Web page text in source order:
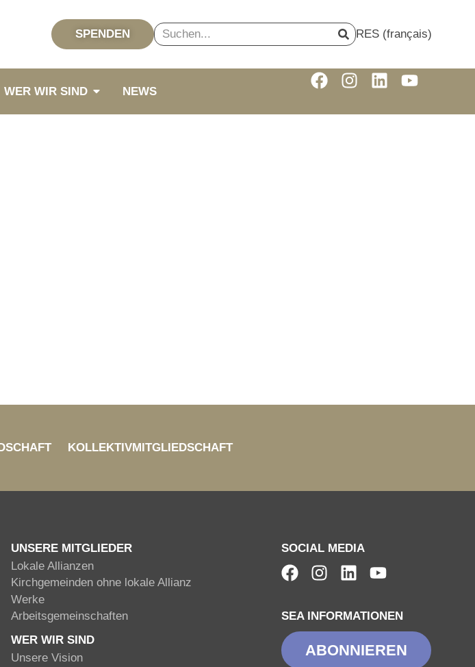
SPENDEN RES (français)
WER WIR SIND NEWS
KOLLEKTIVMITGLIEDSCHAFT
UNSERE MITGLIEDER
Lokale Allianzen
Kirchgemeinden ohne lokale Allianz
Werke
Arbeitsgemeinschaften
WER WIR SIND
Unsere Vision
SOCIAL MEDIA
SEA INFORMATIONEN
ABONNIEREN